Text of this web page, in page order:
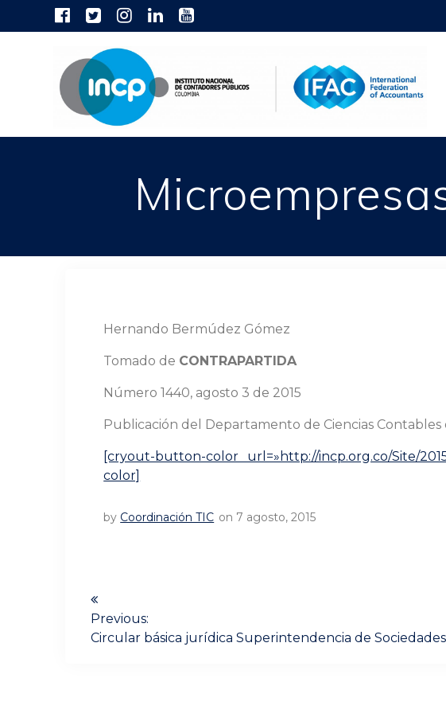
Hernando Bermúdez Gómez
Tomado de CONTRAPARTIDA
Número 1440, agosto 3 de 2015
Publicación del Departamento de Ciencias
[cryout-button-color url=»http://incp.org.co/Site/
color]
by Coordinación TIC on 7 agosto, 2015
Navegación
dePrevious:
Previous
Circular básica jurídica Superintendencia de Sociedades